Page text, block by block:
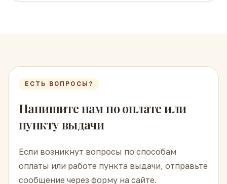
ЕСТЬ ВОПРОСЫ?
Напишите нам по оплате или
пункту выдачи
Если возникнут вопросы по способам
оплаты или работе пункта выдачи, отправьте
сообщение через форму на сайте.